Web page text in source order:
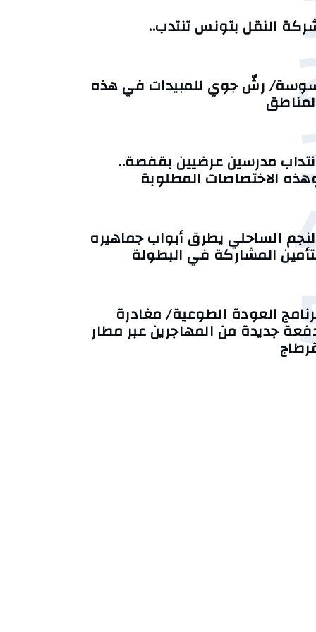
النقل بتونس تنتدب..
رشّ جوي للمبيدات في هذه
مدرسين عرضيين بقفصة..
الاختصاصات المطلوبة
الساحلي يطرق أبواب جماهيره
المشاركة في البطولة
العودة الطوعية/ مغادرة
جديدة من المهاجرين عبر مطار